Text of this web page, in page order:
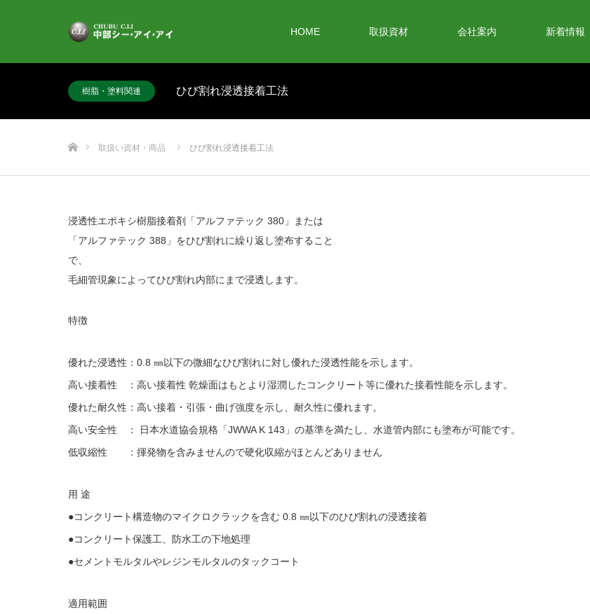
HOME 取扱資材 会社案内 新着情報
樹脂・塗料関連 ひび割れ浸透接着工法
取扱い資材・商品 ひび割れ浸透接着工法
浸透性エポキシ樹脂接着剤「アルファテック 380」または
「アルファテック 388」をひび割れに繰り返し塗布すること
で、
毛細管現象によってひび割れ内部にまで浸透します。
特徴
優れた浸透性：0.8 ㎜以下の微細なひび割れに対し優れた浸透性能を示します。
高い接着性 ：高い接着性 乾燥面はもとより湿潤したコンクリート等に優れた接着性能を示します。
優れた耐久性：高い接着・引張・曲げ強度を示し、耐久性に優れます。
高い安全性 ： 日本水道協会規格「JWWA K 143」の基準を満たし、水道管内部にも塗布が可能です。
低収縮性 ：揮発物を含みませんので硬化収縮がほとんどありません
用 途
●コンクリート構造物のマイクロクラックを含む 0.8 ㎜以下のひび割れの浸透接着
●コンクリート保護工、防水工の下地処理
●セメントモルタルやレジンモルタルのタックコート
適用範囲